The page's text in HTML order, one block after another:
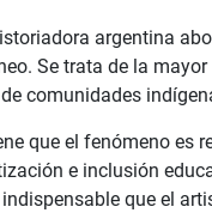
argentina
Se trata de la
comunidades
que el fenómeno es
e inclusión
que el